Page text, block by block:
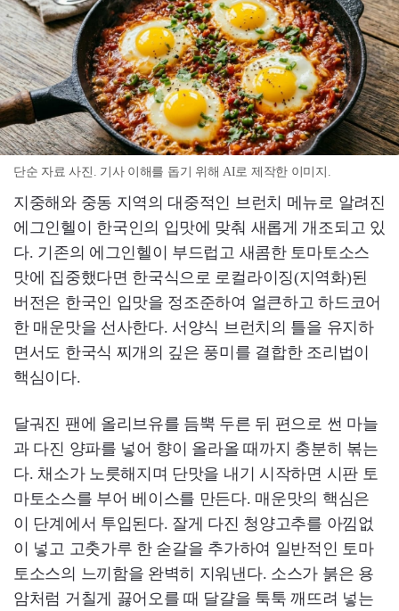
단순 자료 사진. 기사 이해를 돕기 위해 AI로 제작한 이미지.
지중해와 중동 지역의 대중적인 브런치 메뉴로 알려진
에그인헬이 한국인의 입맛에 맞춰 새롭게 개조되고 있
다. 기존의 에그인헬이 부드럽고 새콤한 토마토소스
맛에 집중했다면 한국식으로 로컬라이징(지역화)된
버전은 한국인 입맛을 정조준하여 얼큰하고 하드코어
한 매운맛을 선사한다. 서양식 브런치의 틀을 유지하
면서도 한국식 찌개의 깊은 풍미를 결합한 조리법이
핵심이다.
달궈진 팬에 올리브유를 듬뿍 두른 뒤 편으로 썬 마늘
과 다진 양파를 넣어 향이 올라올 때까지 충분히 볶는
다. 채소가 노릇해지며 단맛을 내기 시작하면 시판 토
마토소스를 부어 베이스를 만든다. 매운맛의 핵심은
이 단계에서 투입된다. 잘게 다진 청양고추를 아낌없
이 넣고 고춧가루 한 숟갈을 추가하여 일반적인 토마
토소스의 느끼함을 완벽히 지워낸다. 소스가 붉은 용
암처럼 거칠게 끓어오를 때 달걀을 툭툭 깨뜨려 넣는